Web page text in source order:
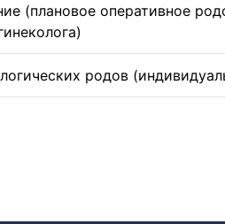
(плановое оперативное
родов